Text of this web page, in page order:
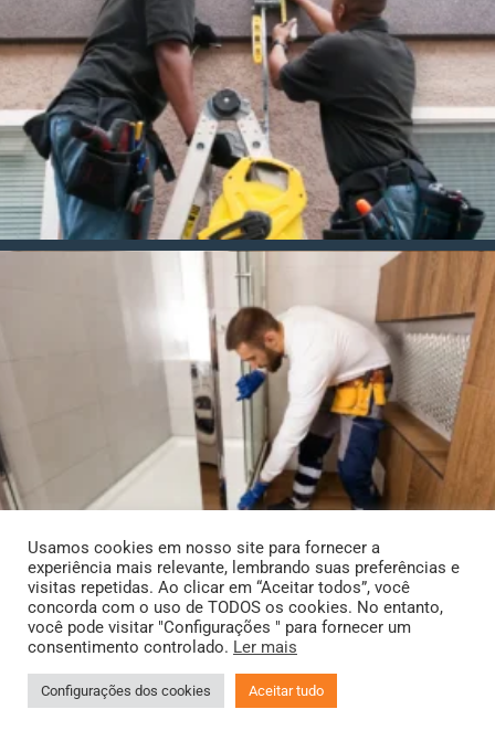
Usamos cookies em nosso site para fornecer a
experiência mais relevante, lembrando suas preferências e
visitas repetidas. Ao clicar em “Aceitar todos”, você
concorda com o uso de TODOS os cookies. No entanto,
você pode visitar "Configurações " para fornecer um
consentimento controlado. Ler mais
Configurações dos cookies Aceitar tudo